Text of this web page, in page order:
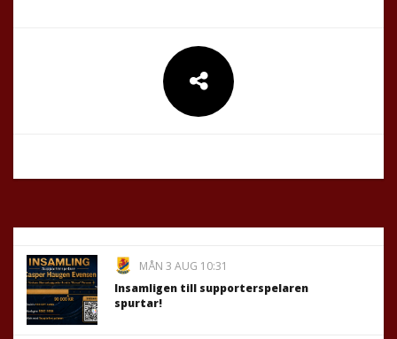
MÅN 3 AUG 10:31
Insamligen till supporterspelaren
spurtar!